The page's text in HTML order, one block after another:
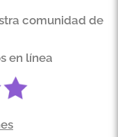
comunidad de
en línea